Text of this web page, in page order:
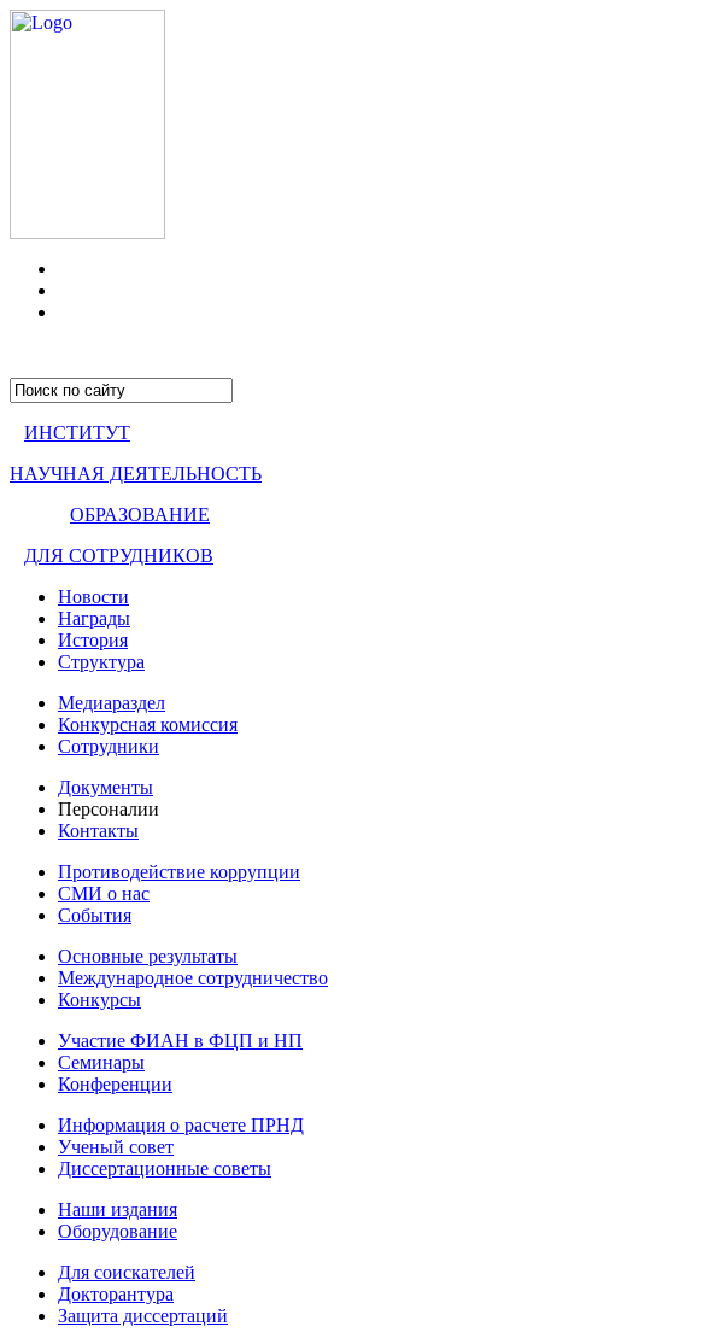
ИНСТИТУТ
НАУЧНАЯ ДЕЯТЕЛЬНОСТЬ
ОБРАЗОВАНИЕ
ДЛЯ СОТРУДНИКОВ
Новости
Награды
История
Структура
Медиараздел
Конкурсная комиссия
Сотрудники
Документы
Персоналии
Контакты
Противодействие коррупции
СМИ о нас
События
Основные результаты
Международное сотрудничество
Конкурсы
Участие ФИАН в ФЦП и НП
Семинары
Конференции
Информация о расчете ПРНД
Ученый совет
Диссертационные советы
Наши издания
Оборудование
Для соискателей
Докторантура
Защита диссертаций